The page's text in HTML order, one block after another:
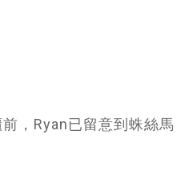
，Ryan已留意到蛛絲馬